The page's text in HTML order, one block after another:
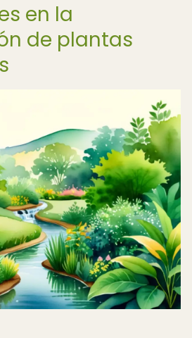
en la
de plantas